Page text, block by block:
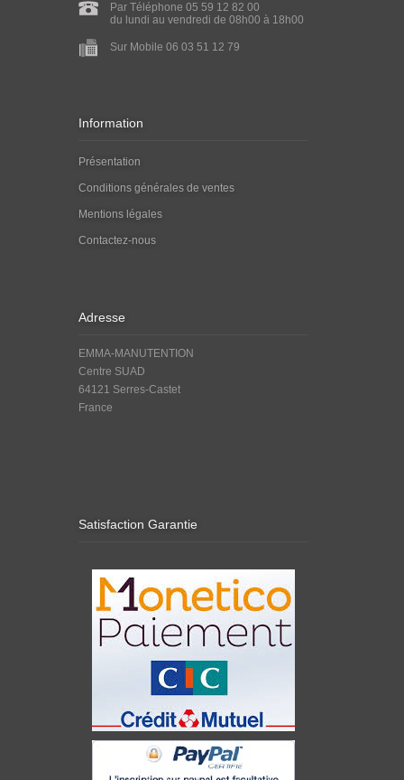
Par Téléphone 05 59 12 82 00
du lundi au vendredi de 08h00 à 18h00
Sur Mobile 06 03 51 12 79
Information
Présentation
Conditions générales de ventes
Mentions légales
Contactez-nous
Adresse
EMMA-MANUTENTION
Centre SUAD
64121 Serres-Castet
France
Satisfaction Garantie